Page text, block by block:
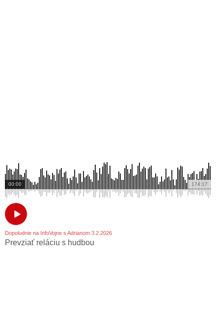
174:17
00:00
Dopoludnie na InfoVojne s Adrianom 3.2.2026
Prevziať reláciu s hudbou